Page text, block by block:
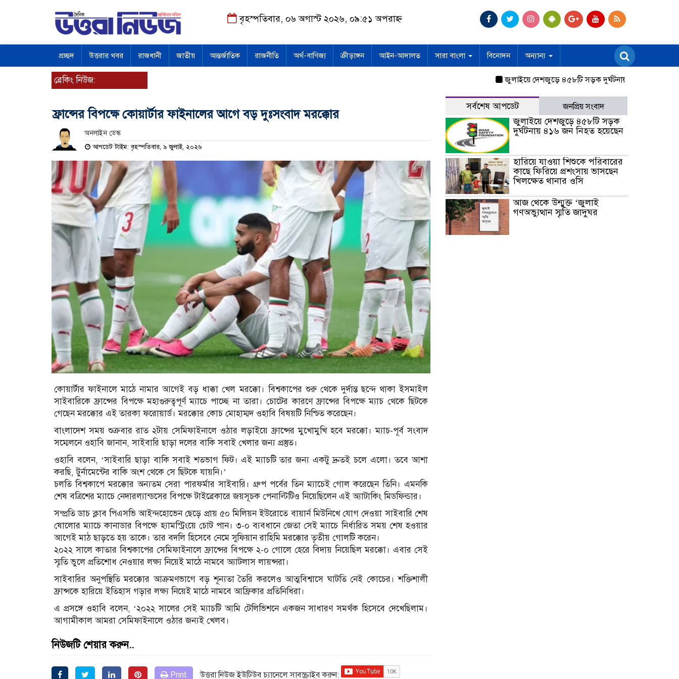
বৃহস্পতিবার, ০৬ অগাস্ট ২০২৬, ০৯:৫১ অপরাহ্ন
প্রচ্ছদ উত্তরার খবর রাজধানী জাতীয় আন্তর্জাতিক রাজনীতি অর্থ-বাণিজ্য ক্রীড়াঙ্গন আইন-আদালত সারা বাংলা বিনোদন অন্যান্য
ব্রেকিং নিউজ: জুলাইয়ে দেশজুড়ে ৪৫৮টি সড়ক দুর্ঘটনায় ৪১৬ জন নিহত
ফ্রান্সের বিপক্ষে কোয়ার্টার ফাইনালের আগে বড় দুঃসংবাদ মরক্কোর
অনলাইন ডেস্ক
আপডেট টাইম: বৃহস্পতিবার, ৯ জুলাই, ২০২৬
কোয়ার্টার ফাইনালে মাঠে নামার আগেই বড় ধাক্কা খেল মরক্কো। বিশ্বকাপের শুরু থেকে দুর্দান্ত ছন্দে থাকা ইসমাইল
সাইবারিকে ফ্রান্সের বিপক্ষে মহাগুরুত্বপূর্ণ ম্যাচে পাচ্ছে না তারা। চোটের কারণে ফ্রান্সের বিপক্ষে ম্যাচ থেকে ছিটকে
গেছেন মরক্কোর এই তারকা ফরোয়ার্ড। মরক্কোর কোচ মোহাম্মদ ওহাবি বিষয়টি নিশ্চিত করেছেন।
বাংলাদেশ সময় শুক্রবার রাত ২টায় সেমিফাইনালে ওঠার লড়াইয়ে ফ্রান্সের মুখোমুখি হবে মরক্কো। ম্যাচ-পূর্ব সংবাদ
সম্মেলনে ওহাবি জানান, সাইবারি ছাড়া দলের বাকি সবাই খেলার জন্য প্রস্তুত।
ওহাবি বলেন, ‘সাইবারি ছাড়া বাকি সবাই শতভাগ ফিট। এই ম্যাচটি তার জন্য একটু দ্রুতই চলে এলো। তবে আশা
করছি, টুর্নামেন্টের বাকি অংশ থেকে সে ছিটকে যায়নি।’
চলতি বিশ্বকাপে মরক্কোর অন্যতম সেরা পারফর্মার সাইবারি। গ্রুপ পর্বের তিন ম্যাচেই গোল করেছেন তিনি। এমনকি
শেষ বত্রিশের ম্যাচে নেদারল্যান্ডসের বিপক্ষে টাইব্রেকারে জয়সূচক পেনাল্টিটিও নিয়েছিলেন এই অ্যাটাকিং মিডফিল্ডার।
সম্প্রতি ডাচ ক্লাব পিএসভি আইন্দহোভেন ছেড়ে প্রায় ৫০ মিলিয়ন ইউরোতে বায়ার্ন মিউনিখে যোগ দেওয়া সাইবারি শেষ
ষোলোর ম্যাচে কানাডার বিপক্ষে হ্যামস্ট্রিংয়ে চোট পান। ৩-০ ব্যবধানে জেতা সেই ম্যাচে নির্ধারিত সময় শেষ হওয়ার
আগেই মাঠ ছাড়তে হয় তাকে। তার বদলি হিসেবে নেমে সুফিয়ান রাহিমি মরক্কোর তৃতীয় গোলটি করেন।
২০২২ সালে কাতার বিশ্বকাপের সেমিফাইনালে ফ্রান্সের বিপক্ষে ২-০ গোলে হেরে বিদায় নিয়েছিল মরক্কো। এবার সেই
স্মৃতি ভুলে প্রতিশোধ নেওয়ার লক্ষ্য নিয়েই মাঠে নামবে অ্যাটলাস লায়ন্সরা।
সাইবারির অনুপস্থিতি মরক্কোর আক্রমণভাগে বড় শূন্যতা তৈরি করলেও আত্মবিশ্বাসে ঘাটতি নেই কোচের। শক্তিশালী
ফ্রান্সকে হারিয়ে ইতিহাস গড়ার লক্ষ্য নিয়েই মাঠে নামবে আফ্রিকার প্রতিনিধিরা।
এ প্রসঙ্গে ওহাবি বলেন, ‘২০২২ সালের সেই ম্যাচটি আমি টেলিভিশনে একজন সাধারণ সমর্থক হিসেবে দেখেছিলাম।
আগামীকাল আমরা সেমিফাইনালে ওঠার জন্যই খেলব।
নিউজটি শেয়ার করুন..
Print উত্তরা নিউজ ইউটিউব চ্যানেলে সাবস্ক্রাইব করুন:
সর্বশেষ আপডেট জনপ্রিয় সংবাদ
জুলাইয়ে দেশজুড়ে ৪৫৮টি সড়ক
দুর্ঘটনায় ৪১৬ জন নিহত হয়েছেন
হারিয়ে যাওয়া শিশুকে পরিবারের
কাছে ফিরিয়ে প্রশংসায় ভাসছেন
খিলক্ষেত থানার ওসি
আজ থেকে উন্মুক্ত ‘জুলাই
গণঅভ্যুত্থান স্মৃতি জাদুঘর